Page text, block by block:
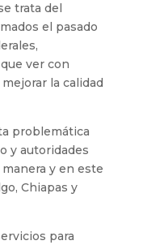
trata del
el pasado
ver con
la calidad
problemática
y autoridades
y en este
Chiapas y
para